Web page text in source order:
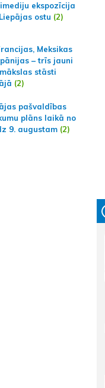
ekspozīcija
ostu (2)
Meksikas
– trīs jauni
stāsti
(2)
pašvaldības
plāns laikā no
9. augustam (2)